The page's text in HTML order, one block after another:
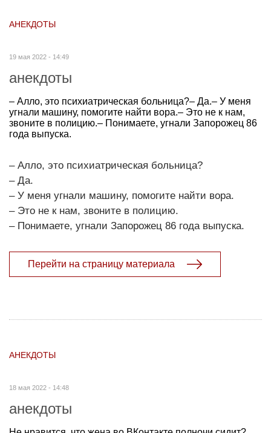
АНЕКДОТЫ
19 мая 2022 - 14:49
анекдоты
– Алло, это психиатрическая больница?– Да.– У меня
угнали машину, помогите найти вора.– Это не к нам,
звоните в полицию.– Понимаете, угнали Запорожец 86
года выпуска.
– Алло, это психиатрическая больница?
– Да.
– У меня угнали машину, помогите найти вора.
– Это не к нам, звоните в полицию.
– Понимаете, угнали Запорожец 86 года выпуска.
Перейти на страницу материала
АНЕКДОТЫ
18 мая 2022 - 14:48
анекдоты